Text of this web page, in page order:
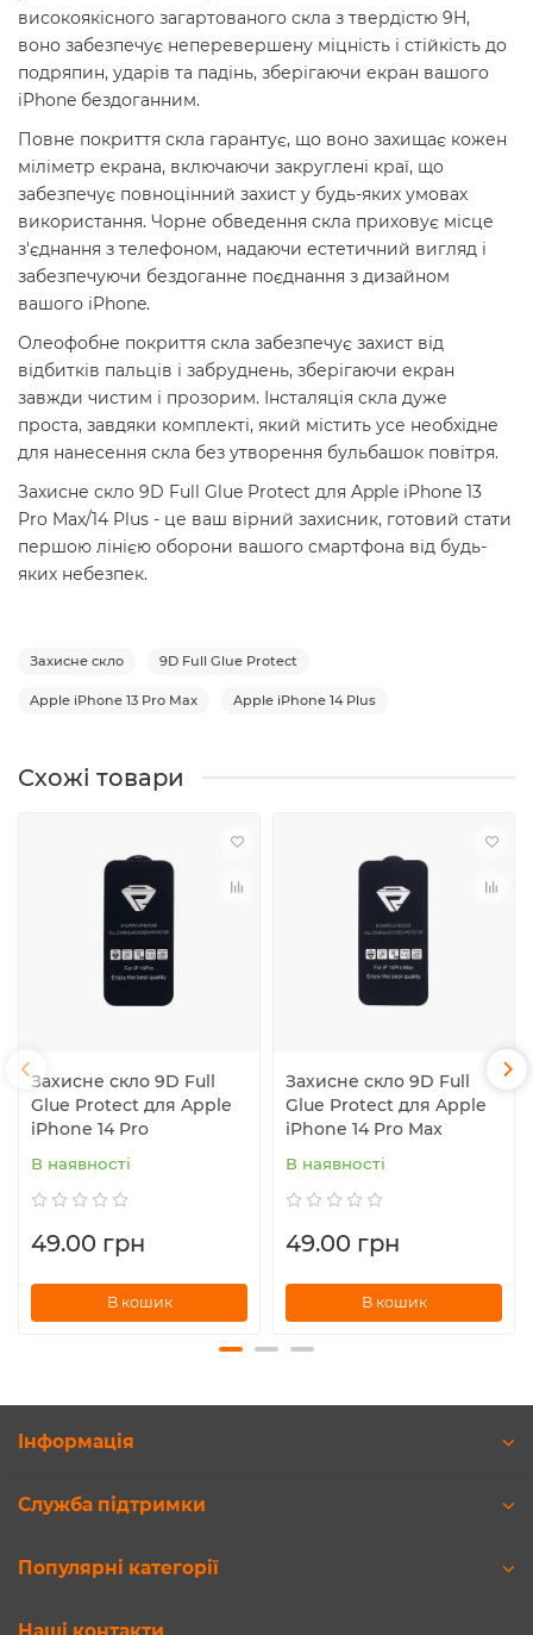
високоякісного загартованого скла з твердістю 9H,
воно забезпечує неперевершену міцність і стійкість до
подряпин, ударів та падінь, зберігаючи екран вашого
iPhone бездоганним.
Повне покриття скла гарантує, що воно захищає кожен
міліметр екрана, включаючи закруглені краї, що
забезпечує повноцінний захист у будь-яких умовах
використання. Чорне обведення скла приховує місце
з'єднання з телефоном, надаючи естетичний вигляд і
забезпечуючи бездоганне поєднання з дизайном
вашого iPhone.
Олеофобне покриття скла забезпечує захист від
відбитків пальців і забруднень, зберігаючи екран
завжди чистим і прозорим. Інсталяція скла дуже
проста, завдяки комплекті, який містить усе необхідне
для нанесення скла без утворення бульбашок повітря.
Захисне скло 9D Full Glue Protect для Apple iPhone 13
Pro Max/14 Plus - це ваш вірний захисник, готовий стати
першою лінією оборони вашого смартфона від будь-
яких небезпек.
Захисне скло 9D Full Glue Protect
Apple iPhone 13 Pro Max Apple iPhone 14 Plus
Схожі товари
Захисне скло 9D Full
Glue Protect для Apple
iPhone 14 Pro
В наявності
49.00 грн
В кошик
Захисне скло 9D Full
Glue Protect для Apple
iPhone 14 Pro Max
В наявності
49.00 грн
В кошик
Інформація
Служба підтримки
Популярні категорії